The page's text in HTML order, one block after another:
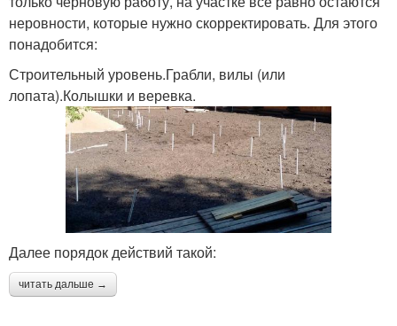
неровности, которые нужно скорректировать. Для этого
понадобится:
Строительный уровень.Грабли, вилы (или
лопата).Колышки и веревка.
Далее порядок действий такой:
читать дальше →